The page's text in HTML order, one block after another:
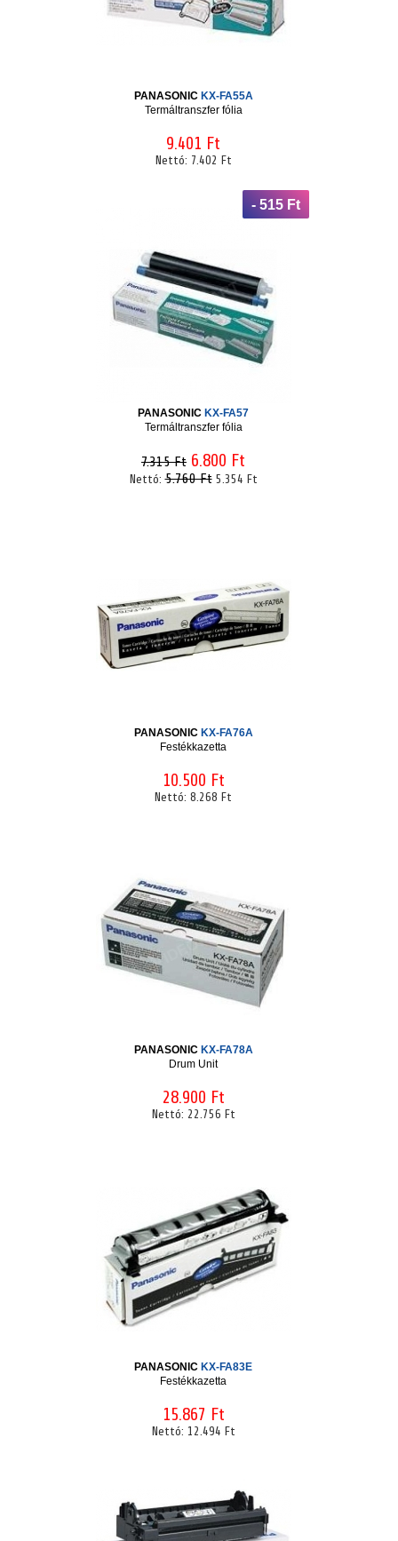
PANASONIC KX-FA55A
Termáltranszfer fólia
9.401 Ft
Nettó: 7.402 Ft
- 515 Ft
PANASONIC KX-FA57
Termáltranszfer fólia
7.315 Ft 6.800 Ft
Nettó:5.760 Ft 5.354 Ft
PANASONIC KX-FA76A
Festékkazetta
10.500 Ft
Nettó: 8.268 Ft
PANASONIC KX-FA78A
Drum Unit
28.900 Ft
Nettó: 22.756 Ft
PANASONIC KX-FA83E
Festékkazetta
15.867 Ft
Nettó: 12.494 Ft